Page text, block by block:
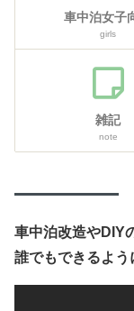
車中泊女子
girls
雑記
note
車中泊改造やDIY
誰でもできるよう